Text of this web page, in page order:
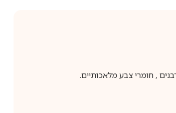
, חומרי צבע מלאכותיים.